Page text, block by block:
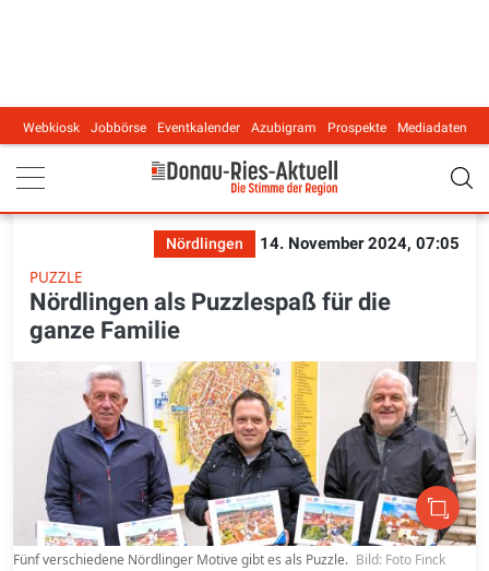
Main navigation
Webkiosk Jobbörse Eventkalender Azubigram Prospekte Mediadaten
Nördlingen
14. November 2024, 07:05
PUZZLE
Nördlingen als Puzzlespaß für die
ganze Familie
Fünf verschiedene Nördlinger Motive gibt es als Puzzle. Bild: Foto Finck